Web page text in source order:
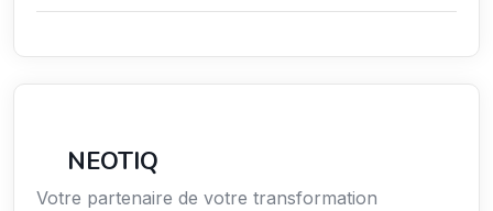
NEOTIQ
Votre partenaire de votre transformation